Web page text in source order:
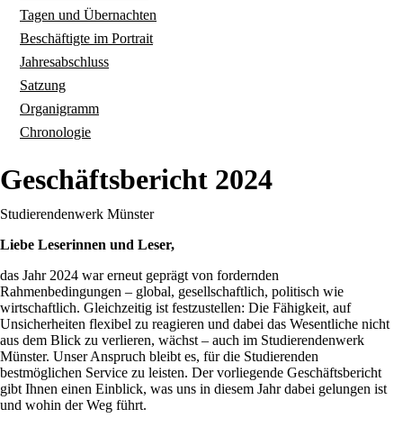
Tagen und Übernachten
Beschäftigte im Portrait
Jahresabschluss
Satzung
Organigramm
Chronologie
Geschäftsbericht 2024
Studierendenwerk Münster
Liebe Leserinnen und Leser,
das Jahr 2024 war erneut geprägt von fordernden
Rahmenbedingungen – global, gesellschaftlich, politisch wie
wirtschaftlich. Gleichzeitig ist festzustellen: Die Fähigkeit, auf
Unsicherheiten flexibel zu reagieren und dabei das Wesentliche nicht
aus dem Blick zu verlieren, wächst – auch im Studierendenwerk
Münster. Unser Anspruch bleibt es, für die Studierenden
bestmöglichen Service zu leisten. Der vorliegende Geschäftsbericht
gibt Ihnen einen Einblick, was uns in diesem Jahr dabei gelungen ist
und wohin der Weg führt.